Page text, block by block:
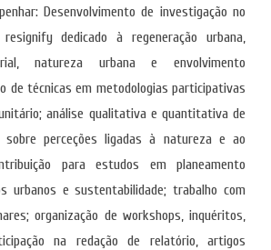
Desenvolvimento de investigação no
dedicado à regeneração urbana,
natureza urbana e envolvimento
de técnicas em metodologias participativas
análise qualitativa e quantitativa de
sobre perceções ligadas à natureza e ao
para estudos em planeamento
urbanos e sustentabilidade; trabalho com
organização de workshops, inquéritos,
na redação de relatório, artigos